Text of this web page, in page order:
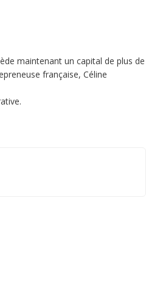
maintenant un capital de plus de
française, Céline